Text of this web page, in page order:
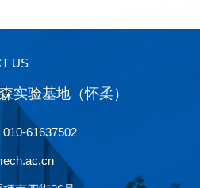
US
实验基地（怀柔）
61637502